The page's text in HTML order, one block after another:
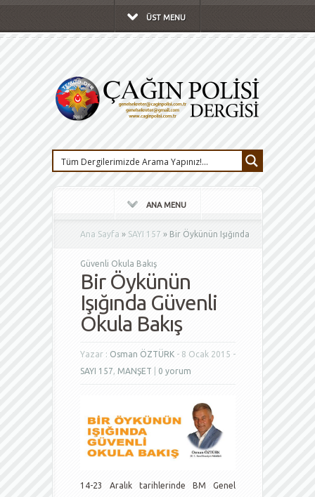
ÜST MENU
ANA MENU
Ana Sayfa » SAYI 157 » Bir Öykünün Işığında
Güvenli Okula Bakış
Bir Öykünün
Işığında Güvenli
Okula Bakış
Yazar : Osman ÖZTÜRK - 8 Ocak 2015 -
SAYI 157, MANŞET 0 yorum
14-23 Aralık tarihlerinde BM Genel